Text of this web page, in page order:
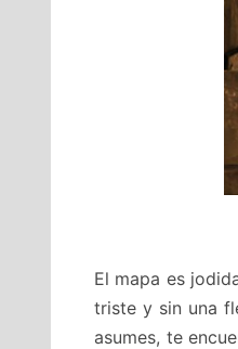
El mapa es
triste y sin una
asumes, te